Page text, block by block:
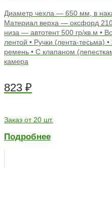
Диаметр чехла — 650 мм, в
Материал верха — оксфорд
низа — автотент 500 гр/кв.м •
лентой • Ручки (лента-тесьма)
ремень • С клапаном
камера
823 ₽
Заказ от 20 шт.
Подробнее